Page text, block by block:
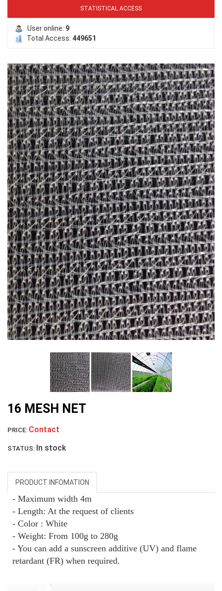
LƯỚI PHƠI NÔNG SẢN
LƯỚI HÀNG RÀO HÌNH VUÔNG
LƯỚI NUÔI TRỒNG HẢI SẢN
LƯỚI CHE NẮNG
LƯỚI CHE NẮNG
LƯỚI CHẮN CHIM
LƯỚI PHƠI NÔNG SẢN
STATISTICAL ACCESS
User online: 9
Total Access: 449651
16 MESH NET
PRICE: Contact
STATUS: In stock
PRODUCT INFOMATION
- Maximum width 4m
- Length: At the request of clients
- Color : White
- Weight: From 100g to 280g
- You can add a sunscreen additive (UV) and flame
retardant (FR) when required.